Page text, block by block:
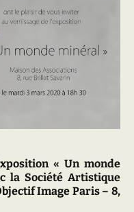
« Un monde
la Société Artistique
Image Paris – 8,